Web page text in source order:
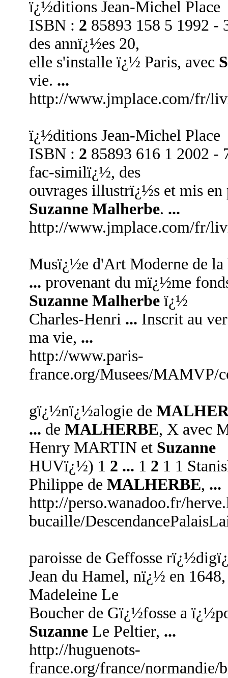
ï¿½ditions Jean-Michel Place
ISBN : 2 85893 158 5 1992 -
des annï¿½es 20,
elle s'installe ï¿½ Paris, avec
vie. ...
http://www.jmplace.com/fr/
ï¿½ditions Jean-Michel Place
ISBN : 2 85893 616 1 2002 -
fac-similï¿½, des
ouvrages illustrï¿½s et mis en
Suzanne Malherbe. ...
http://www.jmplace.com/fr/
Musï¿½e d'Art Moderne de
... provenant du mï¿½me
Suzanne Malherbeï¿½
Charles-Henri ... Inscrit au
ma vie, ...
http://www.paris-
france.org/Musees/MAMVP/
gï¿½nï¿½alogie de
... de MALHERBE, X avec
Henry MARTIN et Suzanne
HUVï¿½) 1 2 ... 1 2 1 1
Philippe de MALHERBE, ...
http://perso.wanadoo.fr/
bucaille/
paroisse de Geffosse
Jean du Hamel, nï¿½ en
Madeleine Le
Boucher de Gï¿½fosse a
SuzanneLe Peltier, ...
http://huguenots-
france.org/france/